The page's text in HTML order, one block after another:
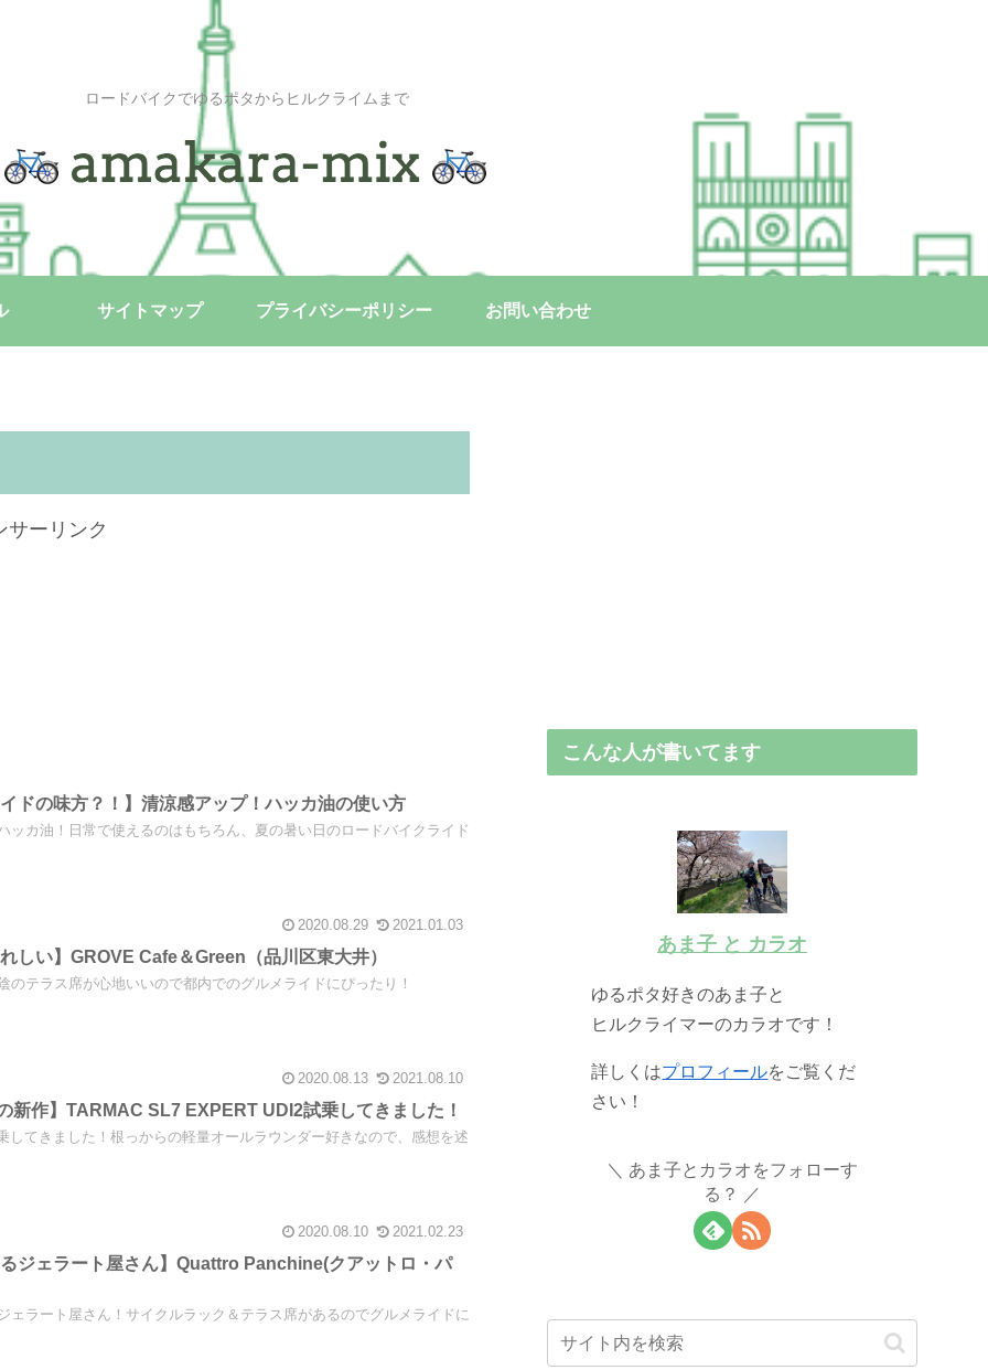
ロードバイクでゆるポタからヒルクライムまで
サイトマップ プライバシーポリシー お問い合わせ
サーリンク
ドの味方？！】清涼感アップ！ハッカ油の使い方
ッカ油！日常で使えるのはもちろん、夏の暑い日のロードバイクライド
2020.08.29 2021.01.03
しい】GROVE Cafe＆Green（品川区東大井）
のテラス席が心地いいので都内でのグルメライドにぴったり！
2020.08.13 2021.08.10
新作】TARMAC SL7 EXPERT UDI2試乗してきました！
てきました！根っからの軽量オールラウンダー好きなので、感想を述
2020.08.10 2021.02.23
ジェラート屋さん】Quattro Panchine(クアットロ・パ
ェラート屋さん！サイクルラック＆テラス席があるのでグルメライドに
こんな人が書いてます
あま子 と カラオ
ゆるポタ好きのあま子と
ヒルクライマーのカラオです！
詳しくはプロフィールをご覧くだ
さい！
あま子とカラオをフォローす
る？